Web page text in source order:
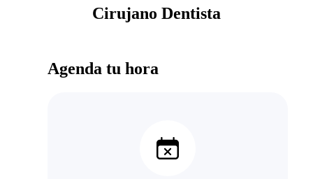
Cirujano Dentista
Agenda tu hora